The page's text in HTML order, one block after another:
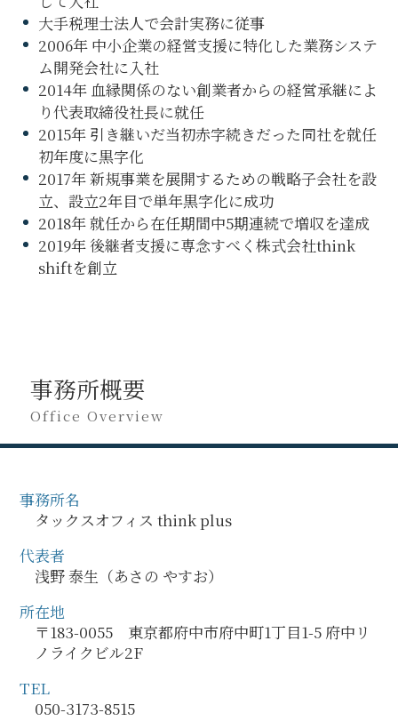
大手税理士法人で会計実務に従事
2006年 中小企業の経営支援に特化した業務システ
ム開発会社に入社
2014年 血縁関係のない創業者からの経営承継によ
り代表取締役社長に就任
2015年 引き継いだ当初赤字続きだった同社を就任
初年度に黒字化
2017年 新規事業を展開するための戦略子会社を設
立、設立2年目で単年黒字化に成功
2018年 就任から在任期間中5期連続で増収を達成
2019年 後継者支援に専念すべく株式会社think
shiftを創立
事務所概要
Office Overview
事務所名
タックスオフィス think plus
代表者
浅野 泰生（あさの やすお）
所在地
〒183-0055 東京都府中市府中町1丁目1-5 府中リ
ノライクビル2F
TEL
050-3173-8515